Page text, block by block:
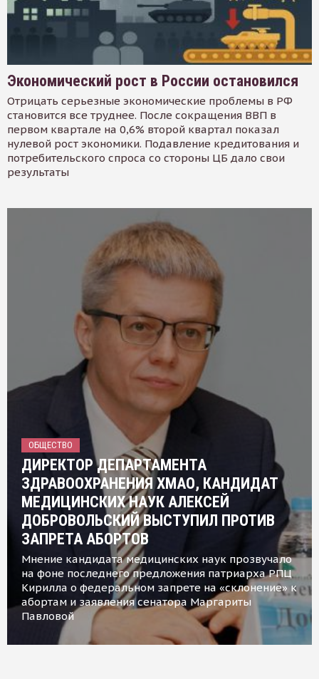
Экономический рост в России остановился
Отрицать серьезные экономические проблемы в РФ
становится все труднее. После сокращения ВВП в
первом квартале на 0,6% второй квартал показал
нулевой рост экономики. Подавление кредитования и
потребительского спроса со стороны ЦБ дало свои
результаты
ОБЩЕСТВО
ДИРЕКТОР ДЕПАРТАМЕНТА
ЗДРАВООХРАНЕНИЯ ХМАО, КАНДИДАТ
МЕДИЦИНСКИХ НАУК АЛЕКСЕЙ
ДОБРОВОЛЬСКИЙ ВЫСТУПИЛ ПРОТИВ
ЗАПРЕТА АБОРТОВ
Мнение кандидата медицинских наук прозвучало
на фоне последнего предложения патриарха РПЦ
Кирилла о федеральном запрете на «склонение» к
абортам и заявления сенатора Маргариты
Павловой